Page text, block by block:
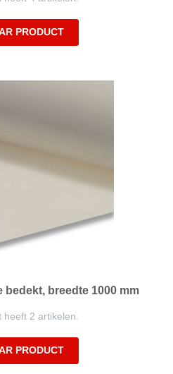
PRODUCT
bedekt, breedte 1000 mm
heeft 2 artikelen.
PRODUCT